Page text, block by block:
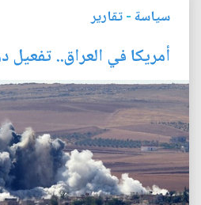
سياسة-تقارير
أمريكا في العراق..